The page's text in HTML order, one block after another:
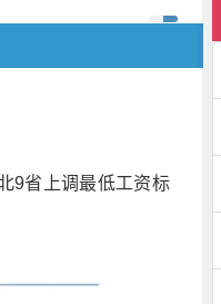
9省上调最低工资标